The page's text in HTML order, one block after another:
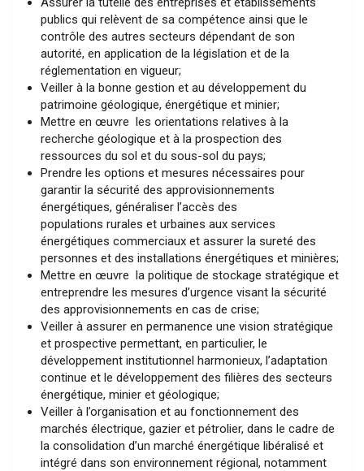
publics qui relèvent de sa compétence ainsi que le
contrôle des autres secteurs dépendant de son
autorité, en application de la législation et de la
réglementation en vigueur;
Veiller à la bonne gestion et au développement du
patrimoine géologique, énergétique et minier;
Mettre en œuvre les orientations relatives à la
recherche géologique et à la prospection des
ressources du sol et du sous-sol du pays;
Prendre les options et mesures nécessaires pour
garantir la sécurité des approvisionnements
énergétiques, généraliser l’accès des
populations rurales et urbaines aux services
énergétiques commerciaux et assurer la sureté des
personnes et des installations énergétiques et minières;
Mettre en œuvre la politique de stockage stratégique et
entreprendre les mesures d’urgence visant la sécurité
des approvisionnements en cas de crise;
Veiller à assurer en permanence une vision stratégique
et prospective permettant, en particulier, le
développement institutionnel harmonieux, l’adaptation
continue et le développement des filières des secteurs
énergétique, minier et géologique;
Veiller à l’organisation et au fonctionnement des
marchés électrique, gazier et pétrolier, dans le cadre de
la consolidation d’un marché énergétique libéralisé et
intégré dans son environnement régional, notamment